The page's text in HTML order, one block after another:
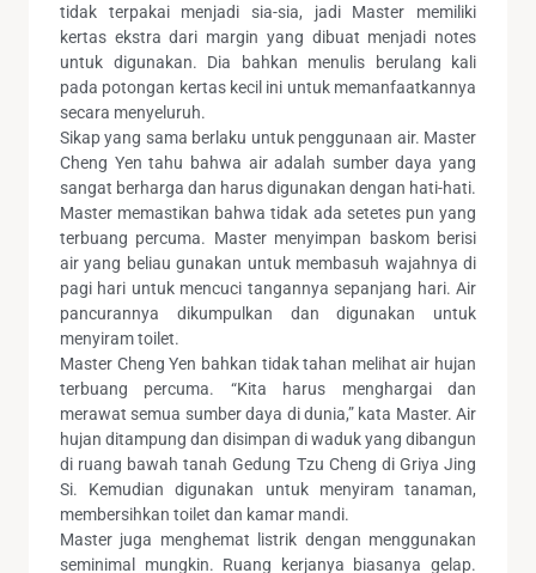
tidak terpakai menjadi sia-sia, jadi Master memiliki
kertas ekstra dari margin yang dibuat menjadi notes
untuk digunakan. Dia bahkan menulis berulang kali
pada potongan kertas kecil ini untuk memanfaatkannya
secara menyeluruh.
Sikap yang sama berlaku untuk penggunaan air. Master
Cheng Yen tahu bahwa air adalah sumber daya yang
sangat berharga dan harus digunakan dengan hati-hati.
Master memastikan bahwa tidak ada setetes pun yang
terbuang percuma. Master menyimpan baskom berisi
air yang beliau gunakan untuk membasuh wajahnya di
pagi hari untuk mencuci tangannya sepanjang hari. Air
pancurannya dikumpulkan dan digunakan untuk
menyiram toilet.
Master Cheng Yen bahkan tidak tahan melihat air hujan
terbuang percuma. “Kita harus menghargai dan
merawat semua sumber daya di dunia,” kata Master. Air
hujan ditampung dan disimpan di waduk yang dibangun
di ruang bawah tanah Gedung Tzu Cheng di Griya Jing
Si. Kemudian digunakan untuk menyiram tanaman,
membersihkan toilet dan kamar mandi.
Master juga menghemat listrik dengan menggunakan
seminimal mungkin. Ruang kerjanya biasanya gelap.